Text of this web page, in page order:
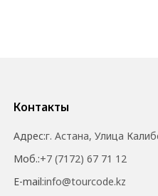
Контакты
Адрес:г. Астана, Улица
Моб.:+7 (7172) 67 71 12
E-mail:info@tourcode.kz